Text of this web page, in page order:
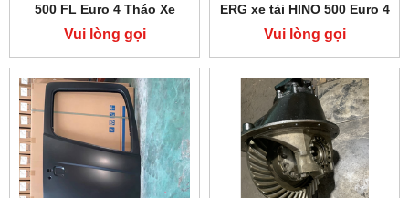
500 FL Euro 4 Tháo Xe
Vui lòng gọi
ERG xe tải HINO 500 Euro 4
Vui lòng gọi